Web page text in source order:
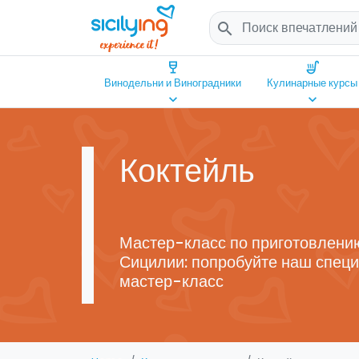
search
wine_bar
Винодельни и Виноградники
keyboard_arrow_down
soup_kitchen
Кулинарные курсы
keyboard_arrow_down
Коктейль
Мастер-класс по
Сицилии: попробуйте наш
мастер-класс